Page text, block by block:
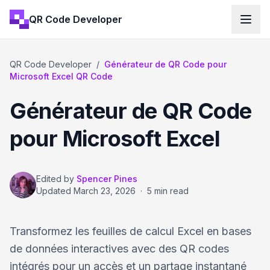
QR Code Developer
QR Code Developer / Générateur de QR Code pour
Microsoft Excel QR Code
Générateur de QR Code
pour Microsoft Excel
Edited by Spencer Pines
Updated March 23, 2026 · 5 min read
Transformez les feuilles de calcul Excel en bases
de données interactives avec des QR codes
intégrés pour un accès et un partage instantané